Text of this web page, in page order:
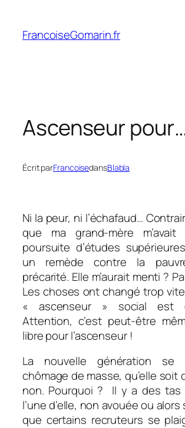
contenu
FrancoiseGomarin.fr
Ascenseur
Écrit parFrancoisedansBlabla
Ni la peur, ni l’échafaud…
que ma grand-mère
poursuite d’études
un remède contre la
précarité. Elle m’aurait menti ?
Les choses ont changé trop
« ascenseur » social est
Attention, c’est peut-être
libre pour l’ascenseur !
La nouvelle génération se
chômage de masse, qu’elle soit
non. Pourquoi ? Il y a des tas
l’une d’elle, non avouée ou alors
que certains recruteurs se